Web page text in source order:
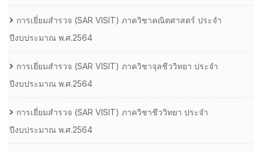
การเยี่ยมสํารวจ (SAR VISIT) ภาควิชาคณิตศาสตร์ ประจํา
ปีงบประมาณ พ.ศ.2564
การเยี่ยมสํารวจ (SAR VISIT) ภาควิชาจุลชีววิทยา ประจํา
ปีงบประมาณ พ.ศ.2564
การเยี่ยมสํารวจ (SAR VISIT) ภาควิชาชีววิทยา ประจํา
ปีงบประมาณ พ.ศ.2564